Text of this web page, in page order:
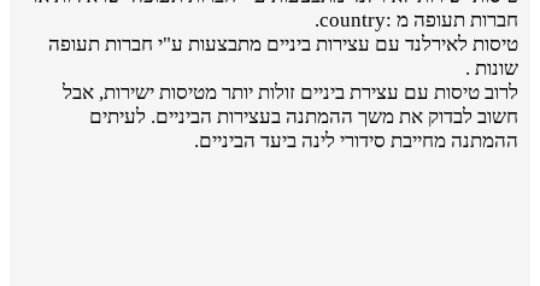
חברות תעופה מ :country.
טיסות לאירלנד עם עצירות ביניים מתבצעות ע"י חברות תעופה
שונות .
לרוב טיסות עם עצירת ביניים זולות יותר מטיסות ישירות, אבל
חשוב לבדוק את משך ההמתנה בעצירות הביניים. לעיתים
ההמתנה מחייבת סידורי לינה ביעד הביניים.